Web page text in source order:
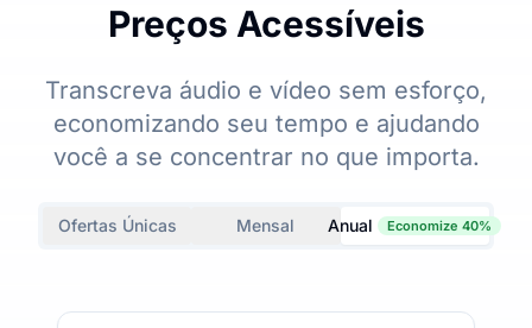
Preços Acessíveis
Transcreva áudio e vídeo sem esforço,
economizando seu tempo e ajudando
você a se concentrar no que importa.
Ofertas Únicas Mensal Anual Economize 40%